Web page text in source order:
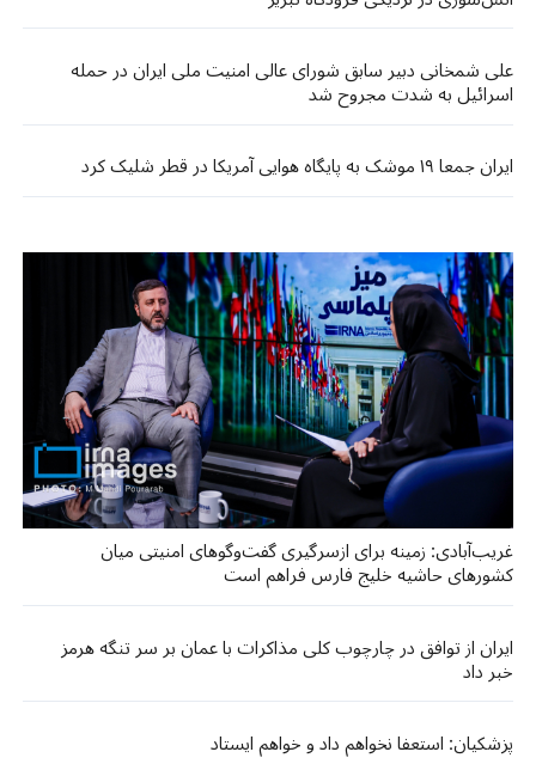
علی شمخانی دبیر سابق شورای عالی امنیت ملی ایران در حمله
اسرائیل به شدت مجروح شد​​
ایران جمعا ۱۹ موشک به پایگاه هوایی آمریکا در قطر شلیک کرد
غریب‌آبادی: زمینه برای ازسرگیری گفت‌وگوهای امنیتی میان
کشورهای حاشیه خلیج فارس فراهم است
ایران از توافق در چارچوب کلی مذاکرات با عمان بر سر تنگه هرمز
خبر داد
پزشکیان: استعفا نخواهم داد و خواهم ایستاد